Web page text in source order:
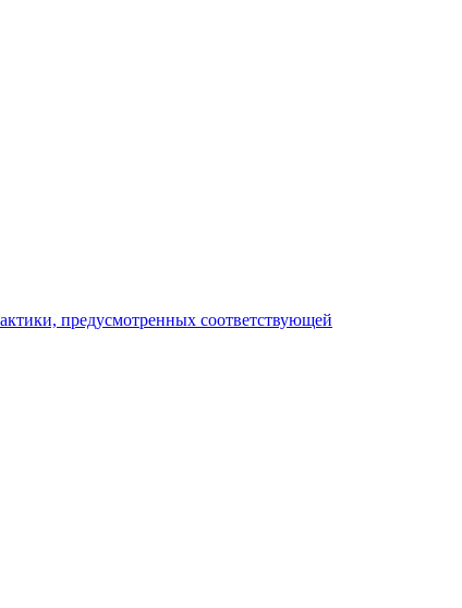
предусмотренных соответствующей